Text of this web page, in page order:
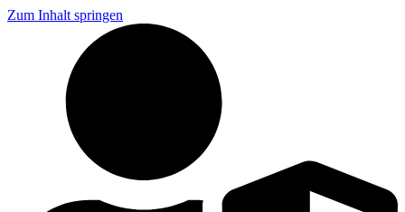
Zum Inhalt springen